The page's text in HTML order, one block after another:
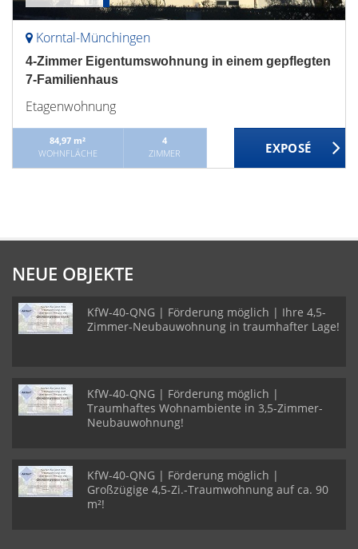
Korntal-Münchingen
4-Zimmer Eigentumswohnung in einem gepflegten
7-Familienhaus
Etagenwohnung
84,97 m²
WOHNFLÄCHE
4
ZIMMER
NEUE OBJEKTE
KfW-40-QNG | Förderung möglich | Ihre 4,5-
Zimmer-Neubauwohnung in traumhafter Lage!
KfW-40-QNG | Förderung möglich |
Traumhaftes Wohnambiente in 3,5-Zimmer-
Neubauwohnung!
KfW-40-QNG | Förderung möglich |
Großzügige 4,5-Zi.-Traumwohnung auf ca. 90
m²!